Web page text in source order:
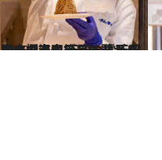
2023.4.14
別府の温泉リゾートがリニューアル 天空の露天風呂で極上の絶景体験！ 出来立てモンブランなどグルメも充実
旅＆お出かけ